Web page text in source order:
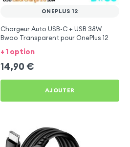
ONEPLUS 12
Chargeur Auto USB-C + USB 38W
Bwoo Transparent pour OnePlus 12
+ 1 option
14,90 €
AJOUTER